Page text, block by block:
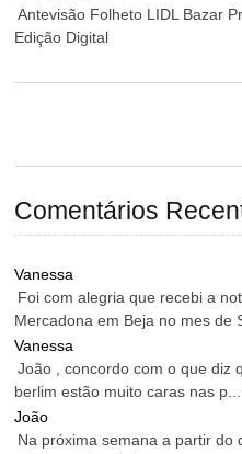
Antevisão Folheto LIDL Bazar
Edição Digital
Comentários
Vanessa
Foi com alegria que recebi a
Mercadona em Beja no mes de
Vanessa
João , concordo com o que diz
berlim estão muito caras nas p...
João
Na próxima semana a partir do